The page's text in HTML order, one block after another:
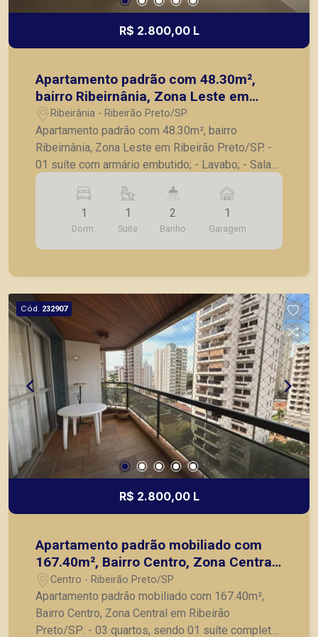
R$ 2.800,00 L
Apartamento padrão com 48.30m²,
bairro Ribeirnânia, Zona Leste em
Ribeirão Preto/SP.
Ribeirânia - Ribeirão Preto/SP
Apartamento padrão com 48.30m², bairro
Ribeirnânia, Zona Leste em Ribeirão Preto/SP. -
01 suíte com armário embutido; - Lavabo; - Sala
climatizada; - Sacada; - Cozinha planejada; - Área
de serviço; - 01 vaga de garagem. O condomínio
dispõe de lavanderia coletiva, oferecendo mais
praticidade e comodidade aos moradores. A
Piramid tem como objetivo atender seus clientes
principais lançamentos da cidade de Ribeirão
Preto.
1
Dorm.
1
Suite
2
Banho
1
Garagem
Cód. 232907
R$ 2.800,00 L
Apartamento padrão mobiliado com
167.40m², Bairro Centro, Zona Central
em Ribeirão Preto/SP:
Centro - Ribeirão Preto/SP
Apartamento padrão mobiliado com 167.40m²,
Bairro Centro, Zona Central em Ribeirão
Preto/SP: - 03 quartos, sendo 01 suíte completo